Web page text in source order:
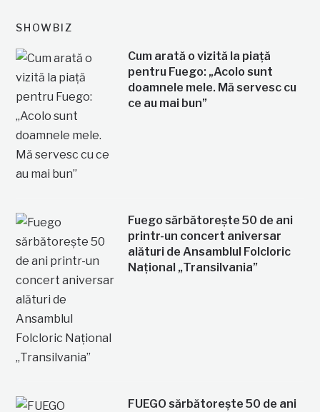
SHOWBIZ
Cum arată o vizită la piață
pentru Fuego: „Acolo sunt
doamnele mele. Mă servesc cu
ce au mai bun”
Fuego sărbătorește 50 de ani
printr-un concert aniversar
alături de Ansamblul Folcloric
Național „Transilvania”
FUEGO sărbătorește 50 de ani